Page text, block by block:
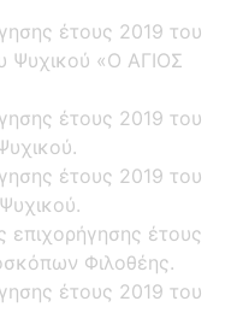
έτους 2019 του
Ψυχικού «Ο ΑΓΙΟΣ
έτους 2019 του
έτους 2019 του
επιχορήγησης έτους
Φιλοθέης.
έτους 2019 του